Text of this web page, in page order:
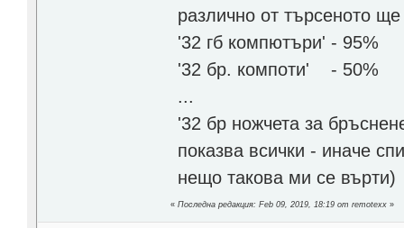
различно от търсеното
'32 гб компютъри' - 95%
'32 бр. компоти' - 50%
...
'32 бр ножчета за
показва всички - иначе
нещо такова ми се върти)
«Последна редакция: Feb 09, 2019, 18:19 от remotexx »